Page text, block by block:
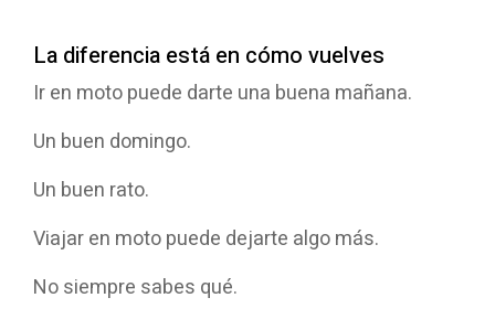
La diferencia está en cómo vuelves
Ir en moto puede darte una buena mañana.
Un buen domingo.
Un buen rato.
Viajar en moto puede dejarte algo más.
No siempre sabes qué.
¿Cómo valoras tu experiencia en esta página?
Seleccione
opción
Muy mala
Siguiente